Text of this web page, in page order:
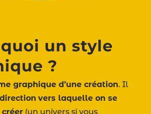
quoi un style
?
graphique d’une création. Il
direction vers laquelle on se
(un univers si vous